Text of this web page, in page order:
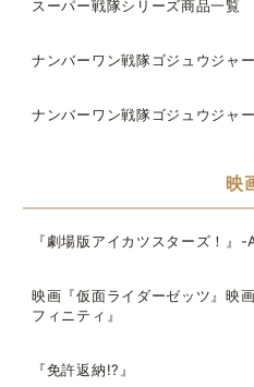
スーパー戦隊シリーズ商品一覧
ナンバーワン戦隊ゴジュウジャー
ナンバーワン戦隊ゴジュウジャ
映
『劇場版アイカツスターズ！
映画『仮面ライダーゼッツ』映
フィニティ』
『免許返納!?』